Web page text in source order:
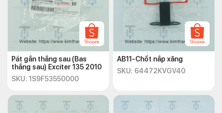
Pát gắn thắng sau (Bas
thắng sau) Exciter 135 2010
SKU: 1S9F53550000
AB11-Chốt nắp xăng
SKU: 64472KVGV40